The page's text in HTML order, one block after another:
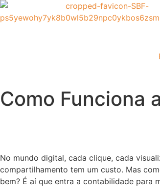
Como Funciona
No mundo digital, cada clique, cada
compartilhamento tem um custo. Mas
bem? É aí que entra a contabilidade para